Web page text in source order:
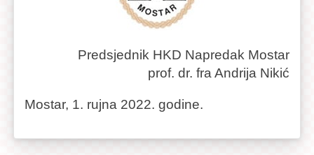
Predsjednik HKD Napredak Mostar
prof. dr. fra Andrija Nikić
Mostar, 1. rujna 2022. godine.